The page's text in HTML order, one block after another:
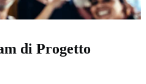
di Progetto